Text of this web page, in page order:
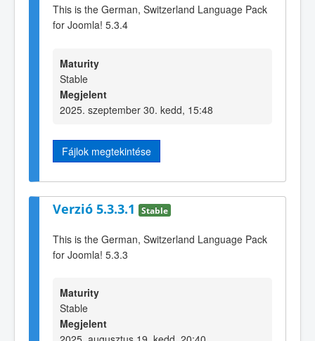
This is the German, Switzerland Language Pack
for Joomla! 5.3.4
Maturity
Stable
Megjelent
2025. szeptember 30. kedd, 15:48
Fájlok megtekintése
Verzió 5.3.3.1 Stable
This is the German, Switzerland Language Pack
for Joomla! 5.3.3
Maturity
Stable
Megjelent